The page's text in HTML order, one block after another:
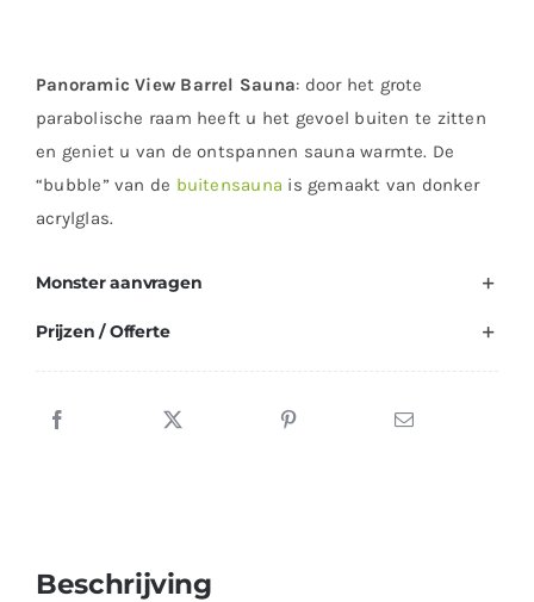
Panoramic View Barrel Sauna: door het grote
parabolische raam heeft u het gevoel buiten te zitten
en geniet u van de ontspannen sauna warmte. De
“bubble” van de buitensauna is gemaakt van donker
acrylglas.
Monster aanvragen
Prijzen / Offerte
Beschrijving